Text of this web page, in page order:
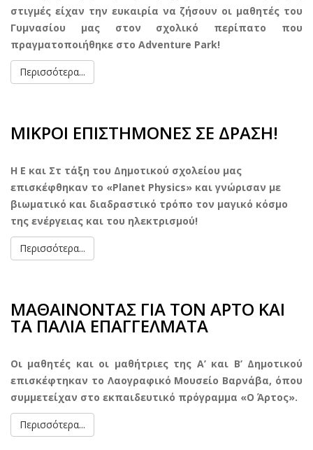
στιγμές είχαν την ευκαιρία να ζήσουν οι μαθητές του
Γυμνασίου μας στον σχολικό περίπατο που
πραγματοποιήθηκε στο Adventure Park!
Περισσότερα...
ΜΙΚΡΟΙ ΕΠΙΣΤΗΜΟΝΕΣ ΣΕ ΔΡΑΣΗ!
Η Ε και Στ τάξη του Δημοτικού σχολείου μας
επισκέφθηκαν το «Planet Physics» και γνώρισαν με
βιωματικό και διαδραστικό τρόπο τον μαγικό κόσμο
της ενέργειας και του ηλεκτρισμού!
Περισσότερα...
ΜΑΘΑΙΝΟΝΤΑΣ ΓΙΑ ΤΟΝ ΑΡΤΟ ΚΑΙ
ΤΑ ΠΑΛΙΑ ΕΠΑΓΓΕΛΜΑΤΑ
Οι μαθητές και οι μαθήτριες της Α’ και Β’ Δημοτικού
επισκέφτηκαν το Λαογραφικό Μουσείο Βαρνάβα, όπου
συμμετείχαν στο εκπαιδευτικό πρόγραμμα «Ο Άρτος».
Περισσότερα...